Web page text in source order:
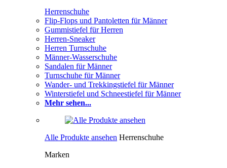
Herrenschuhe
Flip-Flops und Pantoletten für Männer
Gummistiefel für Herren
Herren-Sneaker
Herren Turnschuhe
Männer-Wasserschuhe
Sandalen für Männer
Turnschuhe für Männer
Wander- und Trekkingstiefel für Männer
Winterstiefel und Schneestiefel für Männer
Mehr sehen...
Alle Produkte ansehen Herrenschuhe
Marken